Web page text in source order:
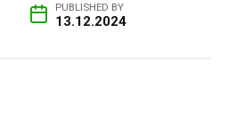
PUBLISHED BY
13.12.2024